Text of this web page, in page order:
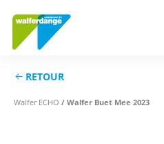
RETOUR
Walfer ECHO / Walfer Buet Mee 2023